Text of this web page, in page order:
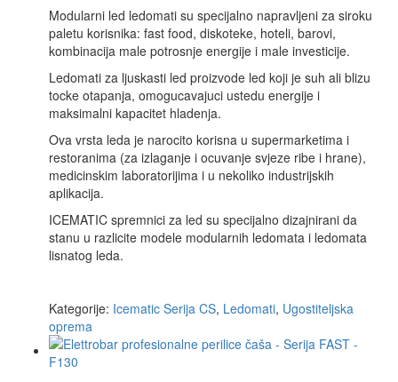
Modularni led ledomati su specijalno napravljeni za siroku
paletu korisnika: fast food, diskoteke, hoteli, barovi,
kombinacija male potrosnje energije i male investicije.
Ledomati za ljuskasti led proizvode led koji je suh ali blizu
tocke otapanja, omogucavajuci ustedu energije i
maksimalni kapacitet hladenja.
Ova vrsta leda je narocito korisna u supermarketima i
restoranima (za izlaganje i ocuvanje svjeze ribe i hrane),
medicinskim laboratorijima i u nekoliko industrijskih
aplikacija.
ICEMATIC spremnici za led su specijalno dizajnirani da
stanu u razlicite modele modularnih ledomata i ledomata
lisnatog leda.
Kategorije: Icematic Serija CS, Ledomati, Ugostiteljska
oprema